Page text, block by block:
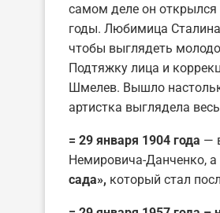
самом деле он открылся
годы. Любимица Сталина
чтобы выглядеть
Подтяжку лица и
Шмелев. Вышло
артистка выглядела
= 29 января 1904 года —
Немировича-Данченко,
сада», который стал